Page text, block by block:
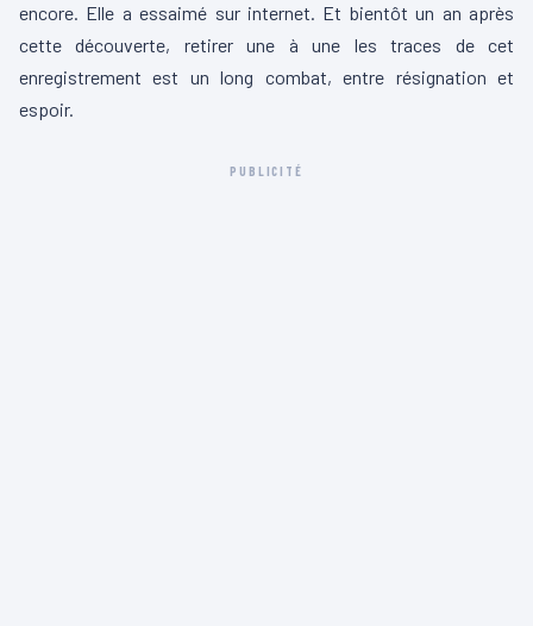
encore. Elle a essaimé sur internet. Et bientôt un an après
cette découverte, retirer une à une les traces de cet
enregistrement est un long combat, entre résignation et
espoir.
PUBLICITÉ